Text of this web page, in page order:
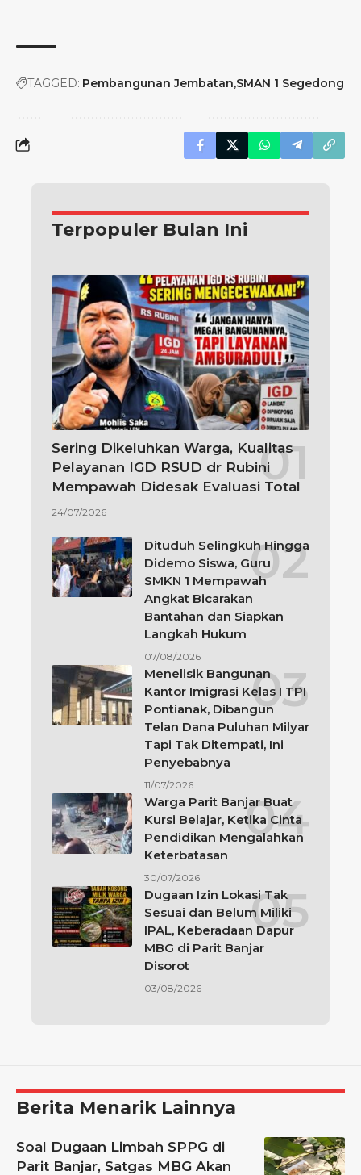
TAGGED: Pembangunan Jembatan SMAN 1 Segedong
Terpopuler Bulan Ini
Sering Dikeluhkan Warga, Kualitas
Pelayanan IGD RSUD dr Rubini
Mempawah Didesak Evaluasi Total
24/07/2026
Dituduh Selingkuh Hingga
Didemo Siswa, Guru
SMKN 1 Mempawah
Angkat Bicarakan
Bantahan dan Siapkan
Langkah Hukum
07/08/2026
Menelisik Bangunan
Kantor Imigrasi Kelas I TPI
Pontianak, Dibangun
Telan Dana Puluhan Milyar
Tapi Tak Ditempati, Ini
Penyebabnya
11/07/2026
Warga Parit Banjar Buat
Kursi Belajar, Ketika Cinta
Pendidikan Mengalahkan
Keterbatasan
30/07/2026
Dugaan Izin Lokasi Tak
Sesuai dan Belum Miliki
IPAL, Keberadaan Dapur
MBG di Parit Banjar
Disorot
03/08/2026
Berita Menarik Lainnya
Soal Dugaan Limbah SPPG di
Parit Banjar, Satgas MBG Akan